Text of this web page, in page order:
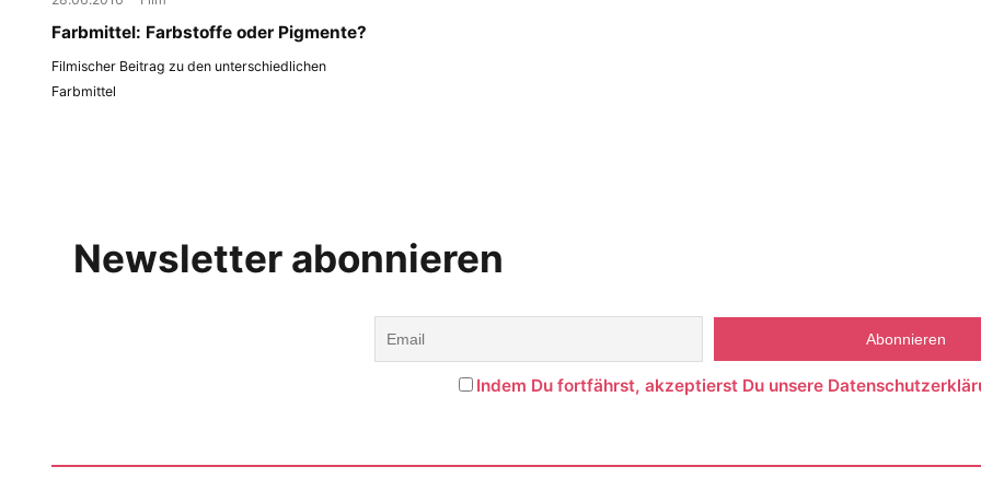
Farbmittel: Farbstoffe oder Pigmente?
Filmischer Beitrag zu den unterschiedlichen
Farbmittel
Newsletter abonnieren
Indem Du fortfährst, akzeptierst Du unsere